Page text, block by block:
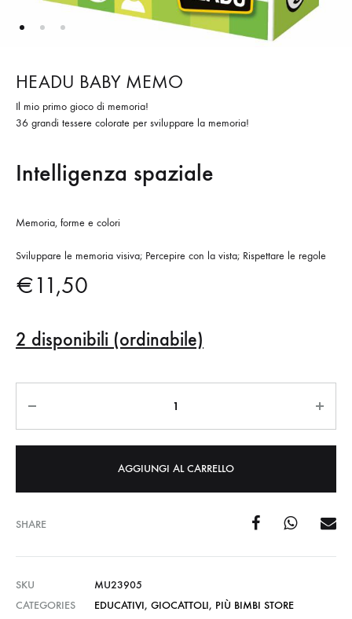
HEADU BABY MEMO
Il mio primo gioco di memoria!
36 grandi tessere colorate per sviluppare la memoria!
Intelligenza spaziale
Memoria, forme e colori
Sviluppare le memoria visiva; Percepire con la vista; Rispettare le regole
€11,50
2 disponibili (ordinabile)
AGGIUNGI AL CARRELLO
SHARE
SKU
MU23905
CATEGORIES
EDUCATIVI, GIOCATTOLI, PIÙ BIMBI STORE